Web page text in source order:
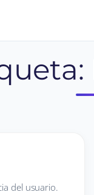
del usuario.